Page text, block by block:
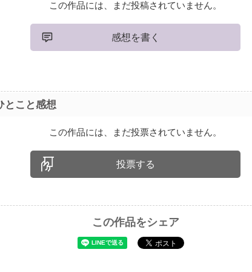
この作品には、まだ投稿されていません。
感想を書く
とこと感想
この作品には、まだ投票されていません。
投票する
この作品をシェア